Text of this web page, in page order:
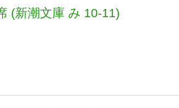
(新潮文庫 み 10-11)